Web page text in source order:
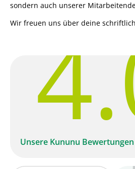
sondern auch unserer
Wir freuen uns über deine
Unsere Kununu Bewertungen